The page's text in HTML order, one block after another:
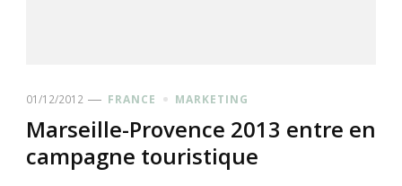
01/12/2012 FRANCE MARKETING
Marseille-Provence 2013 entre en
campagne touristique